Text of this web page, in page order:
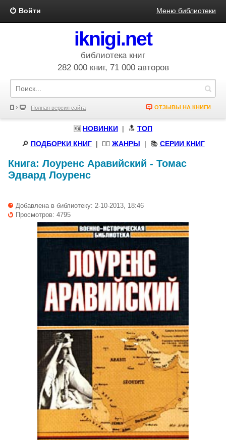
Войти Меню библиотеки
iknigi.net
библиотека книг
282 000 книг, 71 000 авторов
Полная версия сайта ОТЗЫВЫ НА КНИГИ
🆕 НОВИНКИ | 🔝 ТОП
🔎 ПОДБОРКИ КНИГ| 🧝‍♀️ ЖАНРЫ | 📚 СЕРИИ КНИГ
Книга: Лоуренс Аравийский - Томас
Эдвард Лоуренс
Добавлена в библиотеку: 2-10-2013, 18:46
Просмотров: 4795